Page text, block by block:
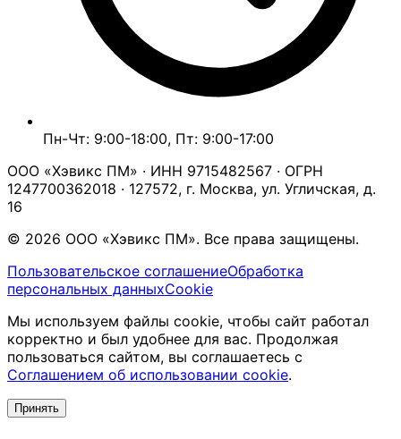
Пн-Чт: 9:00-18:00, Пт: 9:00-17:00
ООО «Хэвикс ПМ» · ИНН 9715482567 · ОГРН
1247700362018 · 127572, г. Москва, ул. Угличская, д.
16
© 2026 ООО «Хэвикс ПМ». Все права защищены.
Пользовательское соглашениеОбработка
персональных данныхCookie
Мы используем файлы cookie, чтобы сайт работал
корректно и был удобнее для вас. Продолжая
пользоваться сайтом, вы соглашаетесь с
Соглашением об использовании cookie.
Принять